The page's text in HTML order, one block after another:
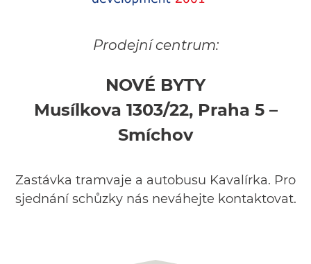
Prodejní centrum:
NOVÉ BYTY
Musílkova 1303/22, Praha 5 –
Smíchov
Zastávka tramvaje a autobusu Kavalírka. Pro
sjednání schůzky nás neváhejte kontaktovat.